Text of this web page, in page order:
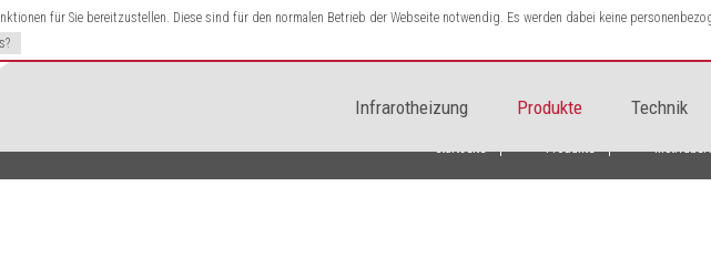
für Sie bereitzustellen. Diese sind für den normalen Betrieb der Webseite notwendig. Es werden dabei keine
Infrarotheizung Produkte Technik
Startseite Produkte